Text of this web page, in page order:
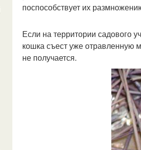
поспособствует их
Если на территории садового
кошка съест уже отравленную
не получается.